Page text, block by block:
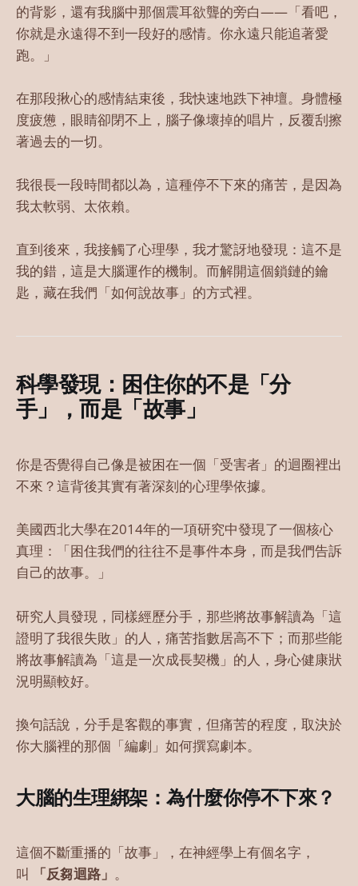
的背影，還有我腦中那個震耳欲聾的旁白——「看吧，
你就是永遠得不到一段好的感情。你永遠只能追著愛
跑。」
在那段揪心的感情結束後，我快速地跌下神壇。身體極
度疲憊，眼睛卻閉不上，腦子像壞掉的唱片，反覆刮擦
著過去的一切。
我很長一段時間都以為，這種停不下來的痛苦，是因為
我太軟弱、太依賴。
直到後來，我接觸了心理學，我才驚訝地發現：這不是
我的錯，這是大腦運作的機制。而解開這個鎖鏈的鑰
匙，藏在我們「如何說故事」的方式裡。
科學發現：困住你的不是「分
手」，而是「故事」
你是否覺得自己像是被困在一個「受害者」的迴圈裡出
不來？這背後其實有著深刻的心理學依據。
美國西北大學在2014年的一項研究中發現了一個核心
真理：「困住我們的往往不是事件本身，而是我們告訴
自己的故事。」
研究人員發現，同樣經歷分手，那些將故事解讀為「這
證明了我很失敗」的人，痛苦指數居高不下；而那些能
將故事解讀為「這是一次成長契機」的人，身心健康狀
況明顯較好。
換句話說，分手是客觀的事實，但痛苦的程度，取決於
你大腦裡的那個「編劇」如何撰寫劇本。
大腦的生理綁架：為什麼你停不下來？
這個不斷重播的「故事」，在神經學上有個名字，
叫
「反芻迴路」 。